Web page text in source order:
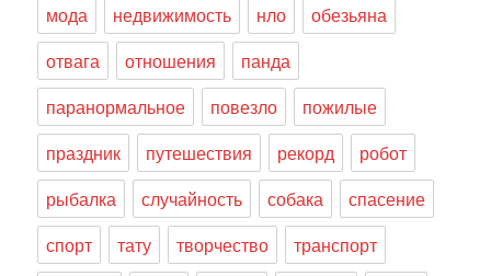
мода
недвижимость нло
обезьяна
отвага
отношения
панда
паранормальное
повезло
пожилые
праздник
путешествия рекорд
робот
рыбалка
случайность собака
спасение
спорт
тату творчество
транспорт